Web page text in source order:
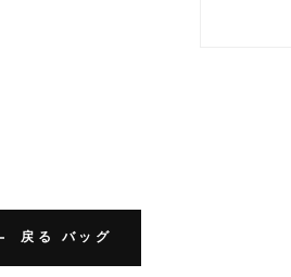
戻る バッグ